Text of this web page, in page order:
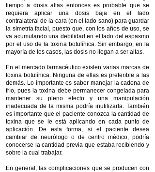
tiempo a dosis altas entonces es probable que se
requiera aplicar una dosis baja en el lado
contralateral de la cara (en el lado sano) para guardar
la simetría facial, puesto que, con los años de uso, se
va acumulando una debilidad en el lado del espasmo
por el uso de la toxina botulínica. Sin embargo, en la
mayoría de los casos, las dosis no llegan a ser altas.
En el mercado farmacéutico existen varias marcas de
toxina botulínica. Ninguna de ellas es preferible a las
demás. Lo importante es saber manejar la cadena de
frío, pues la toxina debe permanecer congelada para
mantener su pleno efecto y una manipulación
inadecuada de la misma podría inutilizarla. También
es importante que el paciente conozca la cantidad de
toxina que se le está aplicando en cada punto de
aplicación. De esta forma, si el paciente desea
cambiar de neurólogo o de centro médico, podría
conocerse la cantidad previa que estaba recibiendo y
sobre la cual trabajar.
En general, las complicaciones que se producen con